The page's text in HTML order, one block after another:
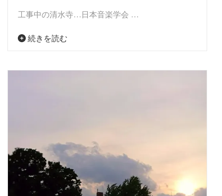
工事中の清水寺…日本音楽学会 …
続きを読む